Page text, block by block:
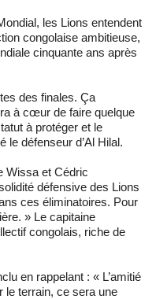
les Lions entendent
congolaise ambitieuse,
cinquante ans après
des finales. Ça
à cœur de faire quelque
à protéger et le
le défenseur d’Al Hilal.
Wissa et Cédric
défensive des Lions
ces éliminatoires. Pour
» Le capitaine
congolais, riche de
en rappelant : « L’amitié
le terrain, ce sera une